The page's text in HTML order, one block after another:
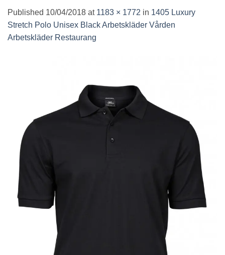
Published 10/04/2018 at 1183 × 1772 in 1405 Luxury
Stretch Polo Unisex Black Arbetskläder Vården
Arbetskläder Restaurang